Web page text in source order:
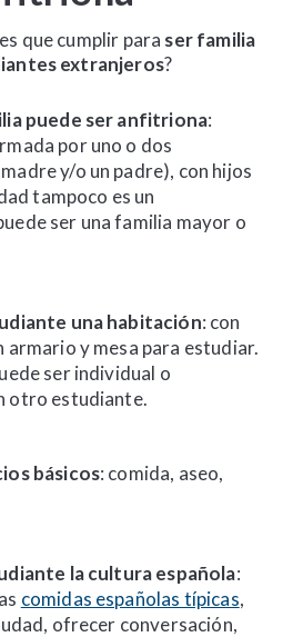
que cumplir para ser familia
extranjeros?
puede ser anfitriona:
por uno o dos
y/o un padre), con hijos
tampoco es un
ser una familia mayor o
una habitación: con
armario y mesa para estudiar.
ser individual o
otro estudiante.
básicos: comida, aseo,
la cultura española:
comidas españolas típicas,
ofrecer conversación,